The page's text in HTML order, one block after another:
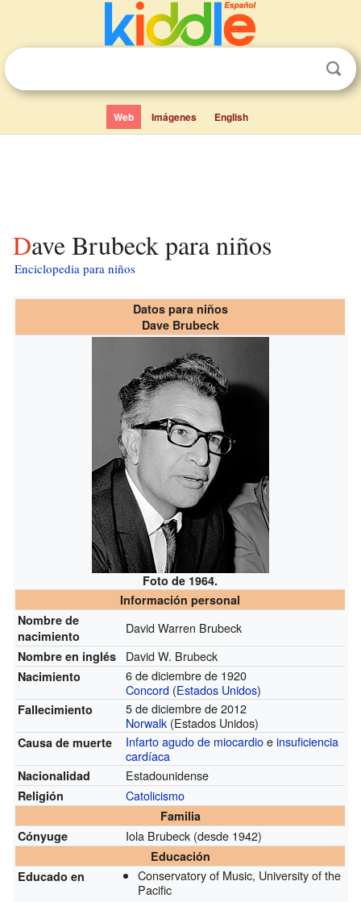
Web Imágenes English
Dave Brubeck para niños
Enciclopedia para niños
Datos para niños
Dave Brubeck
Foto de 1964.
Información personal
Nombre de
nacimiento
David Warren Brubeck
Nombre en inglés David W. Brubeck
Nacimiento
6 de diciembre de 1920
Concord (Estados Unidos)
Fallecimiento
5 de diciembre de 2012
Norwalk (Estados Unidos)
Causa de muerte Infarto agudo de miocardioeinsuficiencia
cardíaca
Nacionalidad Estadounidense
Religión Catolicismo
Familia
Cónyuge
Iola Brubeck (desde 1942)
Educación
Educado en
Conservatory of Music, University of the
Pacific